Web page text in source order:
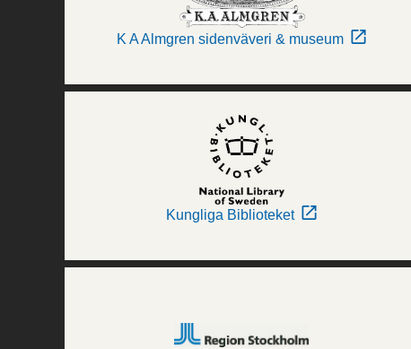
K A Almgren sidenväveri & museum
Kungliga Biblioteket